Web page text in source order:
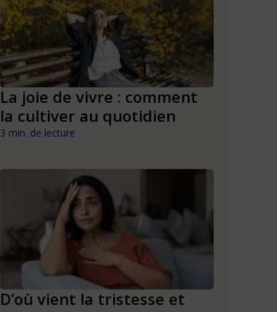
La joie de vivre : comment
la cultiver au quotidien
3 min. de lecture
D’où vient la tristesse et